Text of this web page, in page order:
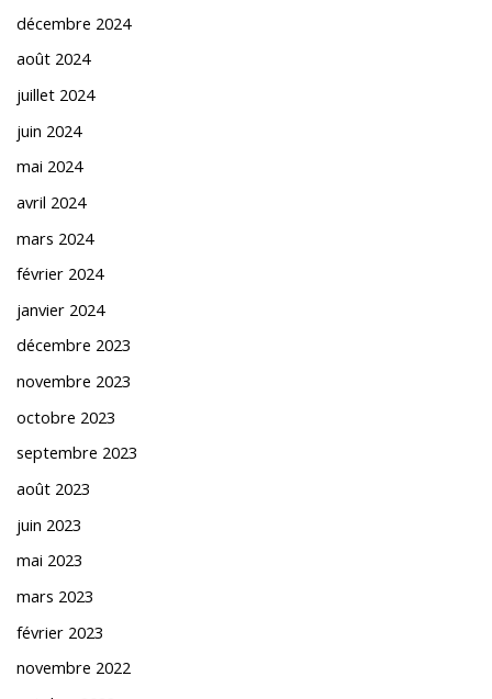
décembre 2024
août 2024
juillet 2024
juin 2024
mai 2024
avril 2024
mars 2024
février 2024
janvier 2024
décembre 2023
novembre 2023
octobre 2023
septembre 2023
août 2023
juin 2023
mai 2023
mars 2023
février 2023
novembre 2022